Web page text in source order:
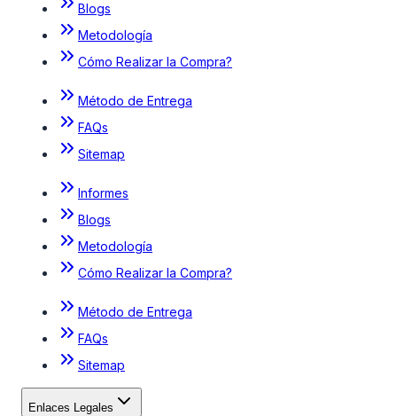
Blogs
Metodología
Cómo Realizar la Compra?
Método de Entrega
FAQs
Sitemap
Informes
Blogs
Metodología
Cómo Realizar la Compra?
Método de Entrega
FAQs
Sitemap
Enlaces Legales